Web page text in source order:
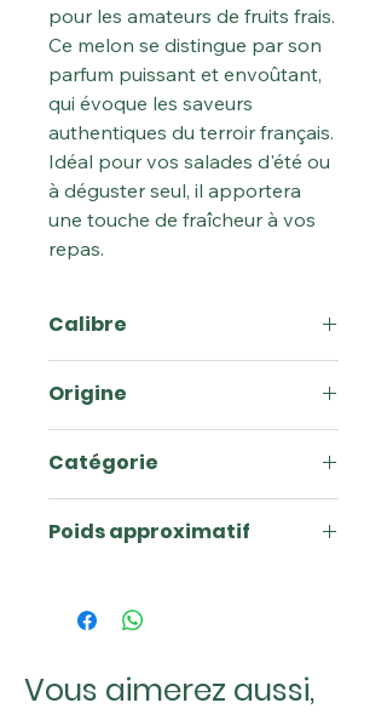
pour les amateurs de fruits frais.
Ce melon se distingue par son
parfum puissant et envoûtant,
qui évoque les saveurs
authentiques du terroir français.
Idéal pour vos salades d'été ou
à déguster seul, il apportera
une touche de fraîcheur à vos
repas.
Calibre
Origine
Catégorie
Poids approximatif
Vous aimerez aussi,